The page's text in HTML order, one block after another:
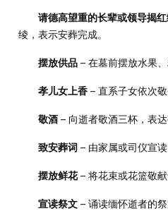
请德高望重的长辈或领导揭
绫，表示安葬完成。
摆放供品 – 在墓前摆放水果、
孝儿女上香 – 直系子女依次敬
敬酒 – 向逝者敬酒三杯，表达
致安葬词 – 由家属或司仪宣读
摆放鲜花– 将花束或花篮敬献
宣读祭文 – 诵读缅怀逝者的祭